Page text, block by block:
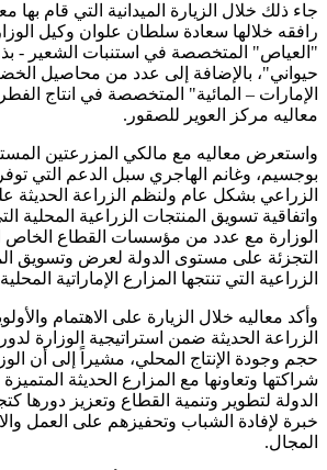
جاء ذلك خلال الزيارة الميدانية التي قام بها
رافقه خلالها سعادة سلطان علوان وكيل
"العياص" المتخصصة في استنبات الشعير -
حيواني"، بالإضافة إلى عدد من محاصيل
الإمارات – المائية" المتخصصة في انتاج
معاليه مركز العوير للصقور.
واستعرض معاليه مع مالكي المزرعتين
بوجسيم، وغانم الهاجري سبل الدعم التي
الزراعي بشكل عام ولنظم الزراعة
واتفاقية تسويق المنتجات الزراعية المحلية
الوزارة مع عدد من مؤسسات القطاع الخاص
التجزئة على مستوى الدولة لعرض وتسويق
الزراعية التي تنتجها المزارع الإماراتية
وأكد معاليه خلال الزيارة على الاهتمام
الزراعة الحديثة ضمن استراتيجية الوزارة
حجم وجودة الإنتاج المحلي، مشيراً إلى أن
شراكتها وتعاونها مع المزارع الحديثة
الدولة لتطوير وتنمية القطاع وتعزيز دورها
خبرة لإفادة الشباب وتحفيزهم على العمل
المجال.